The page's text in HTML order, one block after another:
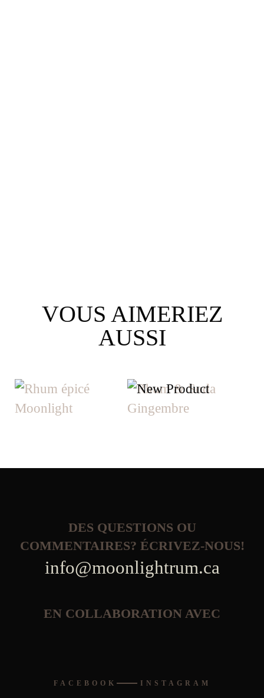
VOUS AIMERIEZ
AUSSI
DES QUESTIONS OU
COMMENTAIRES? ÉCRIVEZ-NOUS!
info@moonlightrum.ca
EN COLLABORATION AVEC
FACEBOOK INSTAGRAM